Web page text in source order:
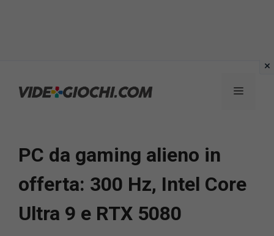
Menu
PC da gaming alieno in
offerta: 300 Hz, Intel Core
Ultra 9 e RTX 5080